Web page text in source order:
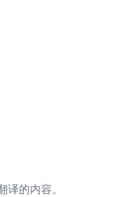
的内容。